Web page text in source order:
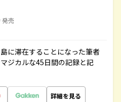
発売
に滞在することになった筆者
ジカルな45日間の記録と記
詳細を見る